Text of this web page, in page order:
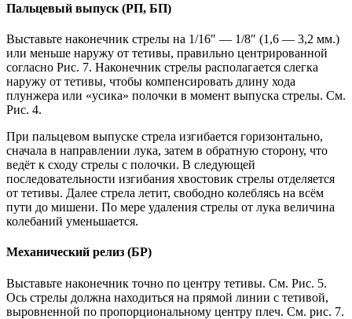
Пальцевый выпуск (РП, БП)
Выставьте наконечник стрелы на 1/16″ — 1/8″ (1,6 — 3,2 мм.)
или меньше наружу от тетивы, правильно центрированной
согласно Рис. 7. Наконечник стрелы располагается слегка
наружу от тетивы, чтобы компенсировать длину хода
плунжера или «усика» полочки в момент выпуска стрелы. См.
Рис. 4.
При пальцевом выпуске стрела изгибается горизонтально,
сначала в направлении лука, затем в обратную сторону, что
ведёт к сходу стрелы с полочки. В следующей
последовательности изгибания хвостовик стрелы отделяется
от тетивы. Далее стрела летит, свободно колеблясь на всём
пути до мишени. По мере удаления стрелы от лука величина
колебаний уменьшается.
Механический релиз (БР)
Выставьте наконечник точно по центру тетивы. См. Рис. 5.
Ось стрелы должна находиться на прямой линии с тетивой,
выровненной по пропорциональному центру плеч. См. рис. 7.